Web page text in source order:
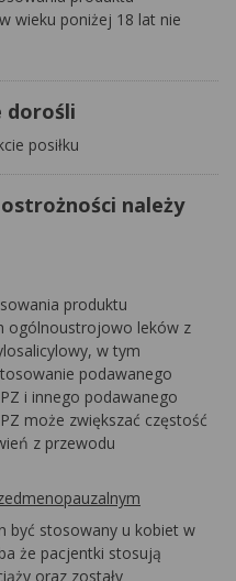
wieku poniżej 18 lat nie
dorośli
posiłku
należy
produktu
ogólnoustrojowo leków z
w tym
podawanego
i innego podawanego
może zwiększać częstość
z przewodu
być stosowany u kobiet w
że pacjentki stosują
oraz zostały